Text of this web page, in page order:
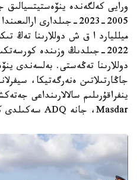
ورايى كەلگەندە
ميلليارد ا ق ش دوللارىنا تەڭ
دوللارىنا تەڭەستى. بەلسەندى
جاڭارتىلاتىن ەنەرگەتيكا،
،Masdar جانە ADQ سەكىلدى كومپانيالار بار.